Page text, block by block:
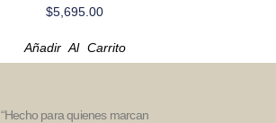
$5,695.00
Añadir Al Carrito
“Hecho para quienes marcan